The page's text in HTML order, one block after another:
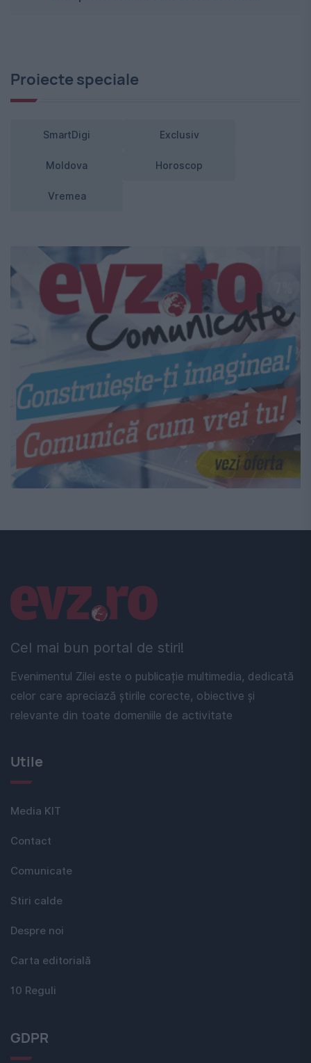
Proiecte speciale
SmartDigi Exclusiv
Moldova Horoscop
Vremea
Cel mai bun portal de stiri!
Evenimentul Zilei este o publicație multimedia, dedicată
celor care apreciază știrile corecte, obiective și
relevante din toate domeniile de activitate
Linkuri utile
Utile
Media KIT
Contact
Comunicate
Stiri calde
Despre noi
Carta editorială
10 Reguli
GDPR